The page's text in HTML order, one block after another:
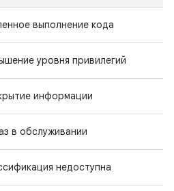
выполнение кода
уровня привилегий
информации
в обслуживании
недоступна